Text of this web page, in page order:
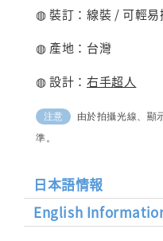
◍ 裝訂：線裝 / 可輕易
◍ 產地：台灣
◍ 設計： 右手超人
注意
由於拍攝光線、顯
準。
日本語情報
English